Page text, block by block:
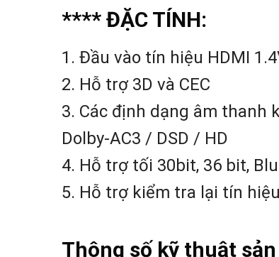
**** ĐẶC TÍNH:
1. Đầu vào tín hiệu HDMI
2. Hỗ trợ 3D và CEC
3. Các định dạng âm thanh
Dolby-AC3 / DSD / HD
4. Hỗ trợ tối 30bit, 36 bit,
5. Hỗ trợ kiểm tra lại tín hiệu
Thông số kỹ thuật